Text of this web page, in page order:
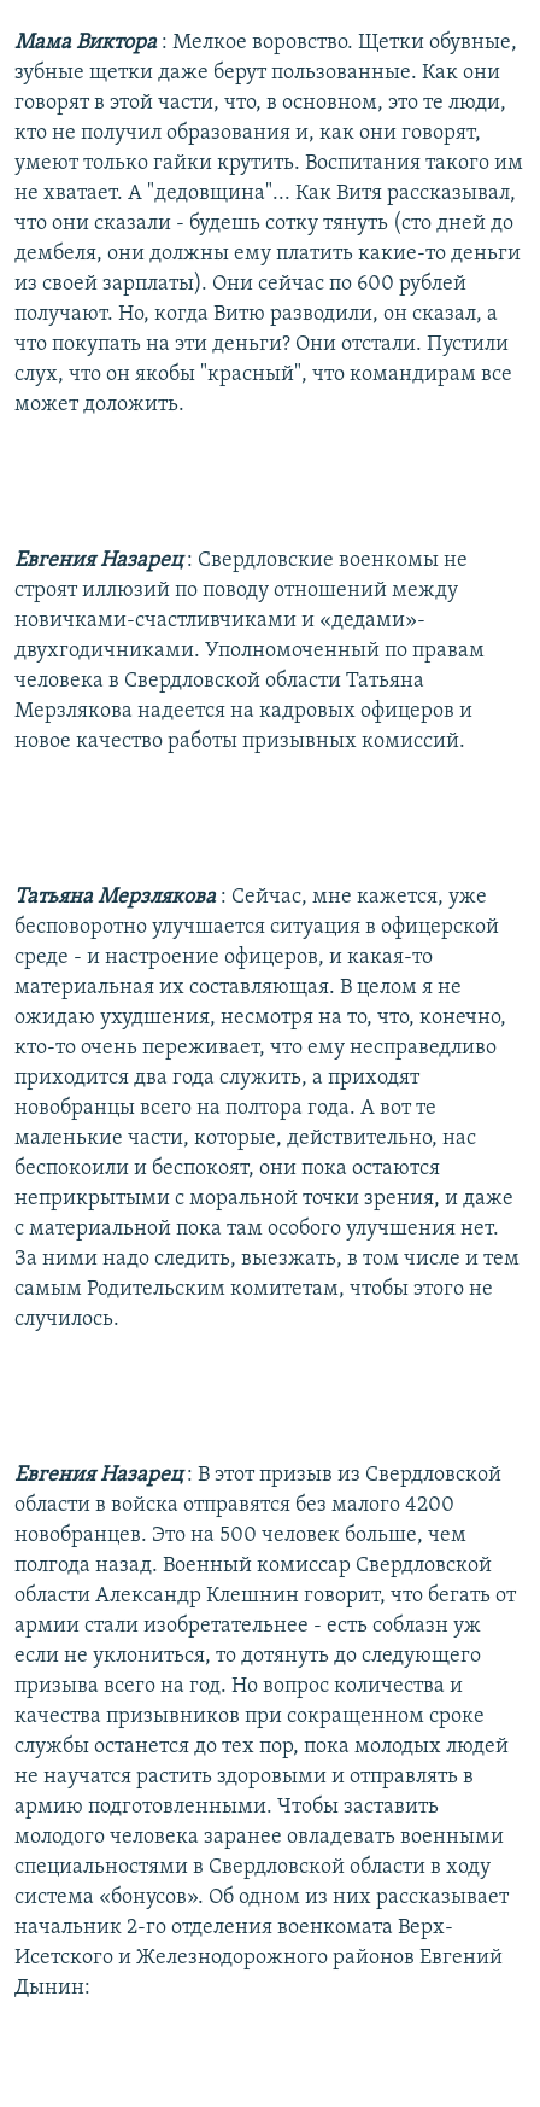
Мама Виктора : Мелкое воровство. Щетки обувные,
зубные щетки даже берут пользованные. Как они
говорят в этой части, что, в основном, это те люди,
кто не получил образования и, как они говорят,
умеют только гайки крутить. Воспитания такого им
не хватает. А "дедовщина"... Как Витя рассказывал,
что они сказали - будешь сотку тянуть (сто дней до
дембеля, они должны ему платить какие-то деньги
из своей зарплаты). Они сейчас по 600 рублей
получают. Но, когда Витю разводили, он сказал, а
что покупать на эти деньги? Они отстали. Пустили
слух, что он якобы "красный", что командирам все
может доложить.
Евгения Назарец: Свердловские военкомы не
строят иллюзий по поводу отношений между
новичками-счастливчиками и «дедами»-
двухгодичниками. Уполномоченный по правам
человека в Свердловской области Татьяна
Мерзлякова надеется на кадровых офицеров и
новое качество работы призывных комиссий.
Татьяна Мерзлякова : Сейчас, мне кажется, уже
бесповоротно улучшается ситуация в офицерской
среде - и настроение офицеров, и какая-то
материальная их составляющая. В целом я не
ожидаю ухудшения, несмотря на то, что, конечно,
кто-то очень переживает, что ему несправедливо
приходится два года служить, а приходят
новобранцы всего на полтора года. А вот те
маленькие части, которые, действительно, нас
беспокоили и беспокоят, они пока остаются
неприкрытыми с моральной точки зрения, и даже
с материальной пока там особого улучшения нет.
За ними надо следить, выезжать, в том числе и тем
самым Родительским комитетам, чтобы этого не
случилось.
Евгения Назарец: В этот призыв из Свердловской
области в войска отправятся без малого 4200
новобранцев. Это на 500 человек больше, чем
полгода назад. Военный комиссар Свердловской
области Александр Клешнин говорит, что бегать от
армии стали изобретательнее - есть соблазн уж
если не уклониться, то дотянуть до следующего
призыва всего на год. Но вопрос количества и
качества призывников при сокращенном сроке
службы останется до тех пор, пока молодых людей
не научатся растить здоровыми и отправлять в
армию подготовленными. Чтобы заставить
молодого человека заранее овладевать военными
специальностями в Свердловской области в ходу
система «бонусов». Об одном из них рассказывает
начальник 2-го отделения военкомата Верх-
Исетского и Железнодорожного районов Евгений
Дынин: